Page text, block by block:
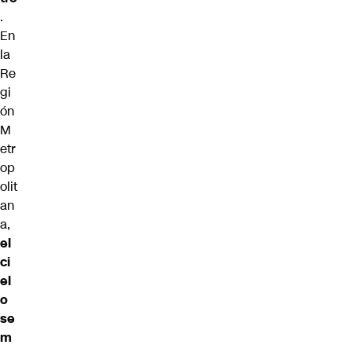
.
En
la
Re
gi
ón
M
etr
op
olit
an
a,
el
ci
el
o
se
m